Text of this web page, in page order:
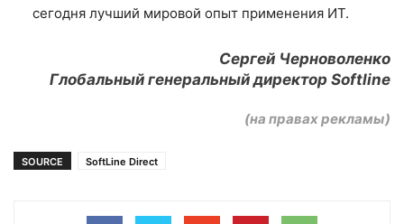
сегодня лучший мировой опыт применения ИТ.
Сергей Черноволенко
Глобальный генеральный директор Softline
(на правах рекламы)
SOURCE SoftLine Direct